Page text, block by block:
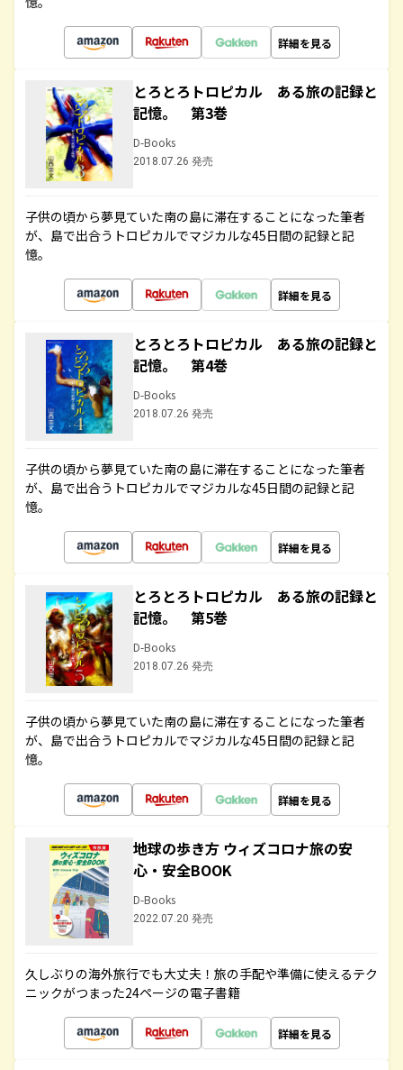
詳細を見る
とろとろトロピカル ある旅の記録と
記憶。 第3巻
D-Books
2018.07.26 発売
子供の頃から夢見ていた南の島に滞在することになった筆者
が、島で出合うトロピカルでマジカルな45日間の記録と記
憶。
詳細を見る
とろとろトロピカル ある旅の記録と
記憶。 第4巻
D-Books
2018.07.26 発売
子供の頃から夢見ていた南の島に滞在することになった筆者
が、島で出合うトロピカルでマジカルな45日間の記録と記
憶。
詳細を見る
とろとろトロピカル ある旅の記録と
記憶。 第5巻
D-Books
2018.07.26 発売
子供の頃から夢見ていた南の島に滞在することになった筆者
が、島で出合うトロピカルでマジカルな45日間の記録と記
憶。
詳細を見る
地球の歩き方 ウィズコロナ旅の安
心・安全BOOK
D-Books
2022.07.20 発売
久しぶりの海外旅行でも大丈夫！旅の手配や準備に使えるテク
ニックがつまった24ページの電子書籍
詳細を見る